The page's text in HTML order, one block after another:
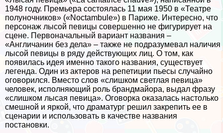
1948 году. Премьера состоялась 11 мая 1950 в «Театре
полуночников» («Noctambule») в Париже. Интересно, что
персонаж лысой певицы совершенно не фигурирует на
сцене. Первоначальный вариант названия –
«Англичанин без дела» – также не подразумевал наличия
лысой певицы в ряду действующих лиц. О том, как
появилась идея именно такого названия, существует
легенда. Один из актеров на репетиции пьесы случайно
оговорился. Вместо слов «слишком светлая певица»
человек, исполняющий роль брандмайора, выдал фразу
«слишком лысая певица». Оговорка оказалась настолько
смешной и яркой, что драматург решил закрепить ее в
сценарии и использовать в качестве названия
постановки.